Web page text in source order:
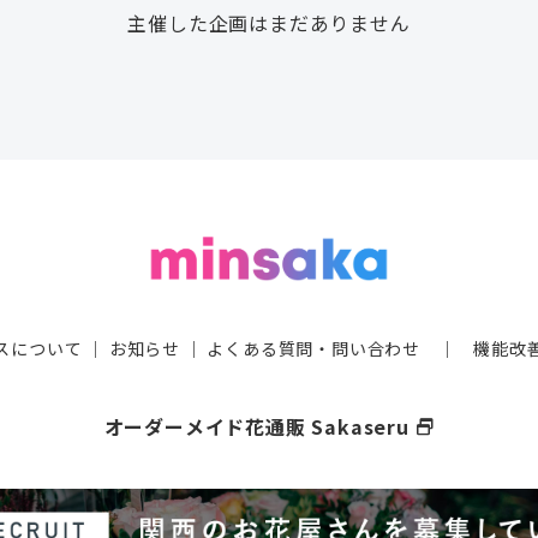
主催した企画はまだありません
について ｜ お知らせ ｜ よくある質問・問い合わせ ｜機能改
オーダーメイド花通販 Sakaseru select_window